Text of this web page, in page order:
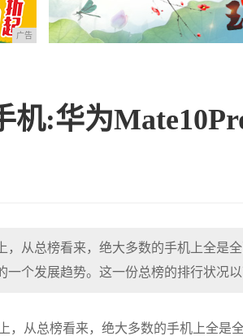
广告
机:华为
从总榜看来，绝大多数的手机上全是
个发展趋势。这一份总榜的排行状况
，从总榜看来，绝大多数的手机上全是